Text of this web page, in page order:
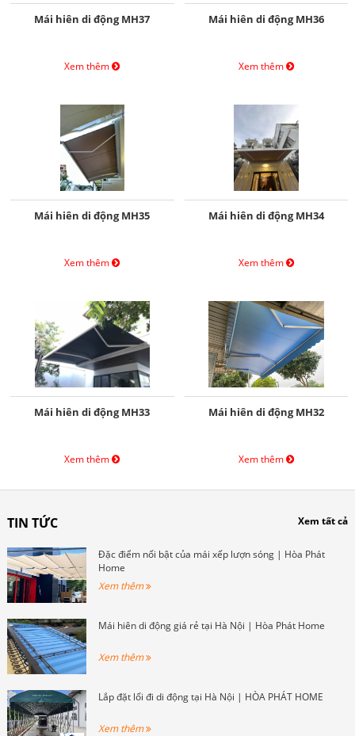
Mái hiên di động MH37
Xem thêm
Mái hiên di động MH36
Xem thêm
Mái hiên di động MH35
Xem thêm
Mái hiên di động MH34
Xem thêm
Mái hiên di động MH33
Xem thêm
Mái hiên di động MH32
Xem thêm
TIN TỨC Xem tất cả
Đặc điểm nổi bật của mái xếp lượn sóng | Hòa Phát
Home
Xem thêm
Mái hiên di động giá rẻ tại Hà Nội | Hòa Phát Home
Xem thêm
Lắp đặt lối đi di động tại Hà Nội | HÒA PHÁT HOME
Xem thêm